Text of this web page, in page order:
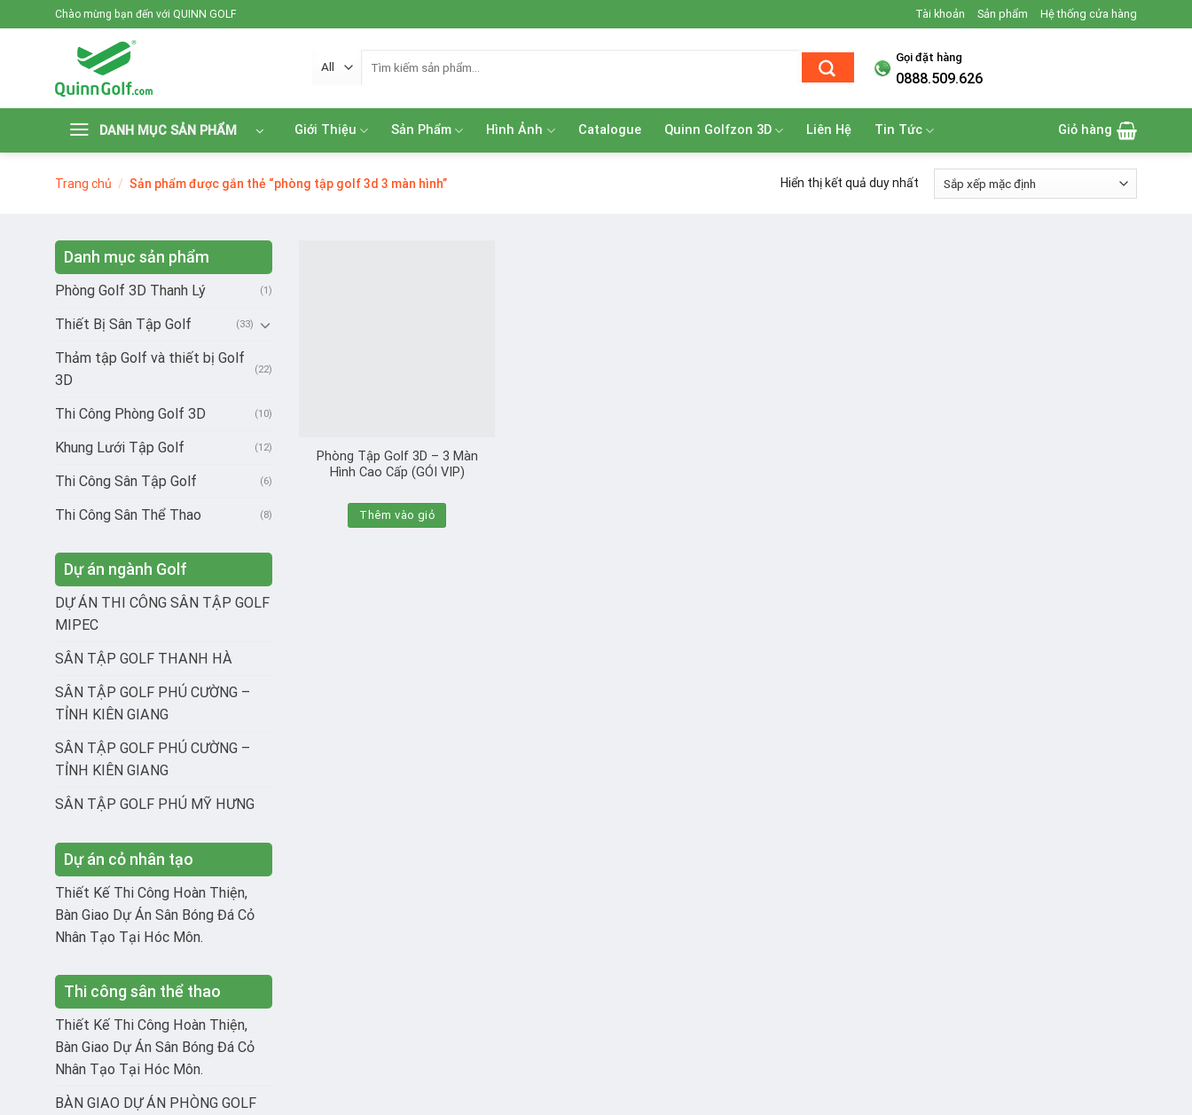
to
Chào mừng bạn đến với QUINN GOLF Tài khoản Sản phẩm Hệ thống cửa hàng
Gọi đặt hàng
0888.509.626
DANH MỤC SẢN PHẨM Giới Thiệu Sản Phẩm Hình Ảnh Catalogue Quinn Golfzon 3D Liên Hệ Tin Tức Giỏ hàng
Trang chủ / Sản phẩm được gắn thẻ “phòng tập golf 3d 3 màn hình” Hiển thị kết quả duy nhất
Danh mục sản phẩm
Phòng Golf 3D Thanh Lý (1)
Thiết Bị Sân Tập Golf (33)
Thảm tập Golf và thiết bị Golf
3D
(22)
Thi Công Phòng Golf 3D (10)
Khung Lưới Tập Golf (12)
Thi Công Sân Tập Golf (6)
Thi Công Sân Thể Thao (8)
Dự án ngành Golf
DỰ ÁN THI CÔNG SÂN TẬP GOLF
MIPEC
SÂN TẬP GOLF THANH HÀ
SÂN TẬP GOLF PHÚ CƯỜNG –
TỈNH KIÊN GIANG
SÂN TẬP GOLF PHÚ CƯỜNG –
TỈNH KIÊN GIANG
SÂN TẬP GOLF PHÚ MỸ HƯNG
Dự án cỏ nhân tạo
Thiết Kế Thi Công Hoàn Thiện,
Bàn Giao Dự Án Sân Bóng Đá Cỏ
Nhân Tạo Tại Hóc Môn.
Thi công sân thể thao
Thiết Kế Thi Công Hoàn Thiện,
Bàn Giao Dự Án Sân Bóng Đá Cỏ
Nhân Tạo Tại Hóc Môn.
BÀN GIAO DỰ ÁN PHÒNG GOLF
Phòng Tập Golf 3D – 3 Màn
Hình Cao Cấp (GÓI VIP)
Thêm vào giỏ